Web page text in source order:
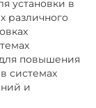
установки в
различного
повышения
системах
и